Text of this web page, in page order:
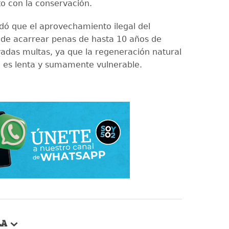
con la conservación.
que el aprovechamiento ilegal del
acarrear penas de hasta 10 años de
multas, ya que la regeneración natural
es lenta y sumamente vulnerable.